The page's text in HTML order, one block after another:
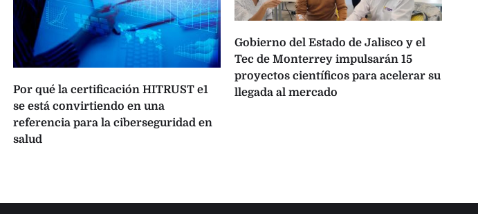
Por qué la certificación HITRUST e1
se está convirtiendo en una
referencia para la ciberseguridad en
salud
Gobierno del Estado de Jalisco y el
Tec de Monterrey impulsarán 15
proyectos científicos para acelerar su
llegada al mercado